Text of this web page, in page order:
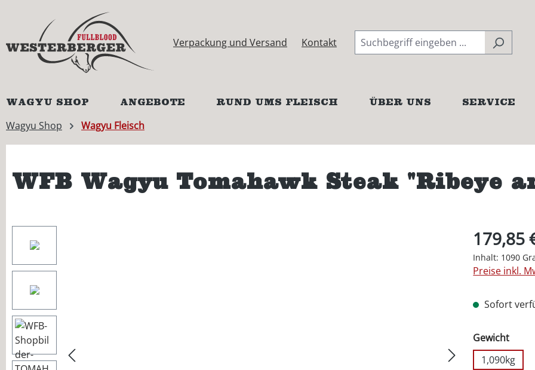
Zur Hauptnavigation springen
Verpackung und Versand Kontakt
WAGYU SHOP ANGEBOTE RUND UMS FLEISCH ÜBER UNS
SERVICE
Wagyu Shop
Wagyu Fleisch
WFB Wagyu Tomahawk Steak "Ribeye
179,85
Inhalt: 1090
Preise inkl.
Sofort
Gewicht
1,090kg